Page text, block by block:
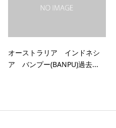
オーストラリア インドネシ
ア バンプー(BANPU)過去...